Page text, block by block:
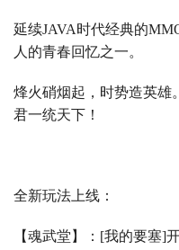
延续JAVA时代经典的
人的青春回忆之一。
烽火硝烟起，时势造英雄
君一统天下！
全新玩法上线：
【魂武堂】： [我的要塞]